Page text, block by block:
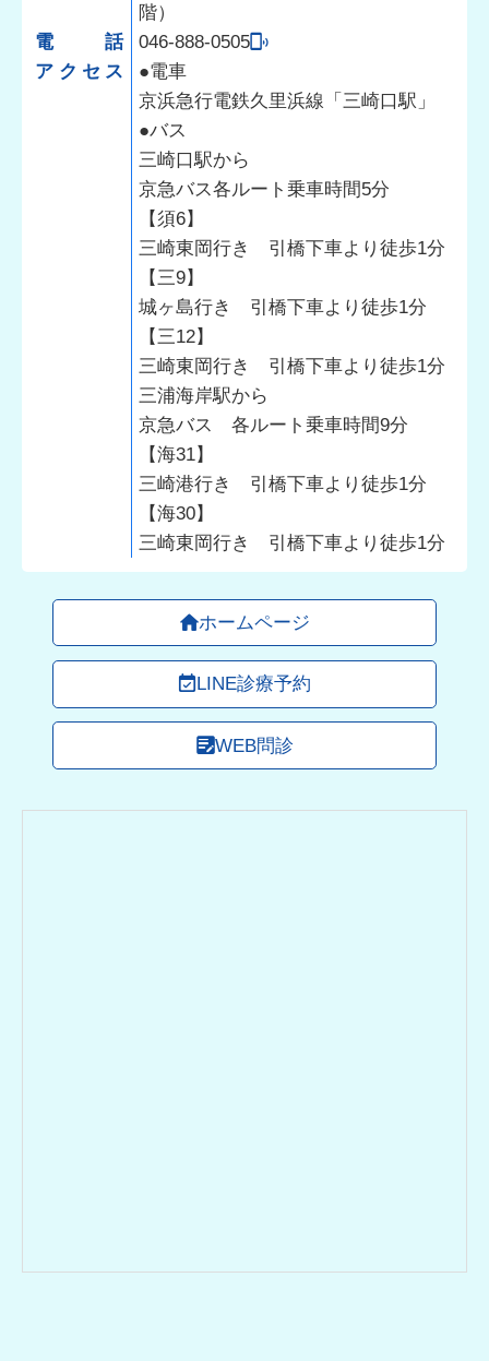
階）
電話
046-888-0505
アクセス
●電車
京浜急行電鉄久里浜線「三崎口駅」
●バス
三崎口駅から
京急バス各ルート乗車時間5分
【須6】
三崎東岡行き 引橋下車より徒歩1分
【三9】
城ヶ島行き 引橋下車より徒歩1分
【三12】
三崎東岡行き 引橋下車より徒歩1分
三浦海岸駅から
京急バス 各ルート乗車時間9分
【海31】
三崎港行き 引橋下車より徒歩1分
【海30】
三崎東岡行き 引橋下車より徒歩1分
ホームページ
LINE診療予約
WEB問診